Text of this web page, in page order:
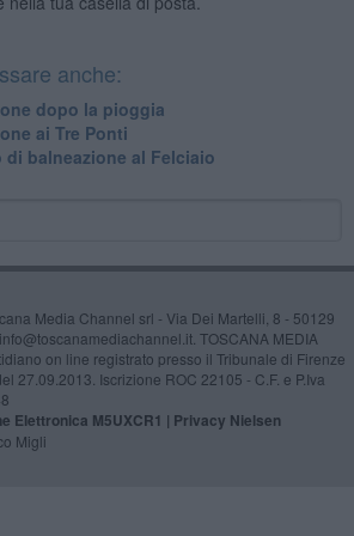
anche:
dopo la pioggia
ai Tre Ponti
balneazione al Felciaio
Media Channel srl - Via Dei Martelli, 8 - 50129
TOSCANA MEDIA
on line registrato presso il Tribunale di Firenze
27.09.2013. Iscrizione ROC 22105 - C.F. e P.Iva
Elettronica M5UXCR1 | Privacy Nielsen
Migli